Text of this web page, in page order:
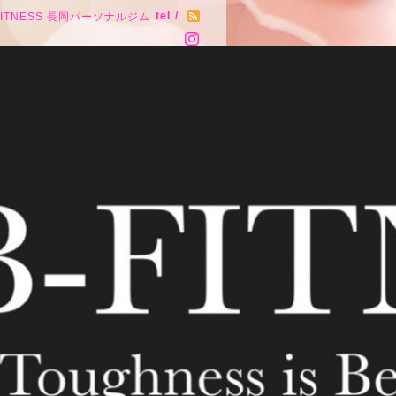
長岡パーソナルジム tel /